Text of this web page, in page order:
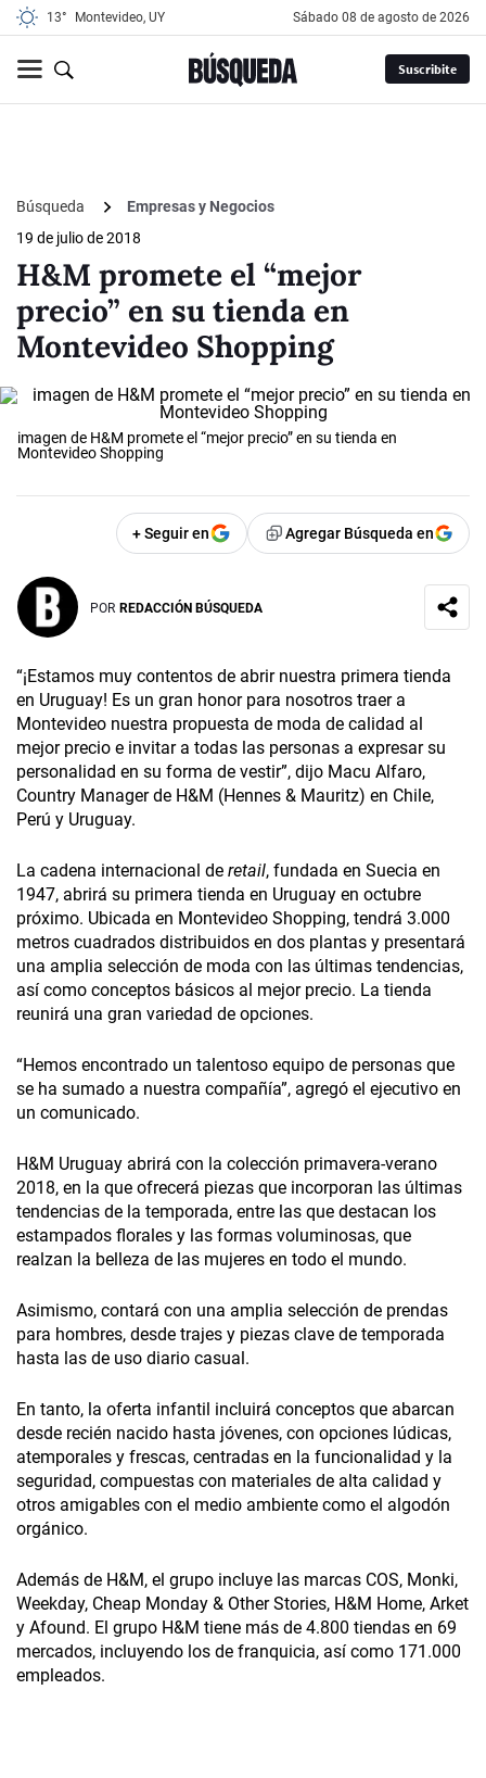
13° Montevideo, UY sábado 08 de agosto de 2026
Suscribite
Búsqueda
Empresas y Negocios
19 de julio de 2018
H&M promete el “mejor
precio” en su tienda en
Montevideo Shopping
imagen de H&M promete el “mejor precio” en su tienda en
Montevideo Shopping
+ Seguir en Agregar Búsqueda en
POR REDACCIÓN BÚSQUEDA
“¡Estamos muy contentos de abrir nuestra primera tienda
en Uruguay! Es un gran honor para nosotros traer a
Montevideo nuestra propuesta de moda de calidad al
mejor precio e invitar a todas las personas a expresar su
personalidad en su forma de vestir”, dijo Macu Alfaro,
Country Manager de H&M (Hennes & Mauritz) en Chile,
Perú y Uruguay.
La cadena internacional de retail, fundada en Suecia en
1947, abrirá su primera tienda en Uruguay en octubre
próximo. Ubicada en Montevideo Shopping, tendrá 3.000
metros cuadrados distribuidos en dos plantas y presentará
una amplia selección de moda con las últimas tendencias,
así como conceptos básicos al mejor precio. La tienda
reunirá una gran variedad de opciones.
“Hemos encontrado un talentoso equipo de personas que
se ha sumado a nuestra compañía”, agregó el ejecutivo en
un comunicado.
H&M Uruguay abrirá con la colección primavera-verano
2018, en la que ofrecerá piezas que incorporan las últimas
tendencias de la temporada, entre las que destacan los
estampados florales y las formas voluminosas, que
realzan la belleza de las mujeres en todo el mundo.
Asimismo, contará con una amplia selección de prendas
para hombres, desde trajes y piezas clave de temporada
hasta las de uso diario casual.
En tanto, la oferta infantil incluirá conceptos que abarcan
desde recién nacido hasta jóvenes, con opciones lúdicas,
atemporales y frescas, centradas en la funcionalidad y la
seguridad, compuestas con materiales de alta calidad y
otros amigables con el medio ambiente como el algodón
orgánico.
Además de H&M, el grupo incluye las marcas COS, Monki,
Weekday, Cheap Monday & Other Stories, H&M Home, Arket
y Afound. El grupo H&M tiene más de 4.800 tiendas en 69
mercados, incluyendo los de franquicia, así como 171.000
empleados.